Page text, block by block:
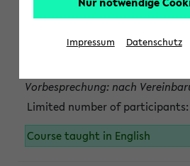
Projektmodul "Bakterielle
Persönliche Anmeldung beim
Vorbesprechung: nach
Limited number of participants:
Course taught in English
Impressum Datenschutz